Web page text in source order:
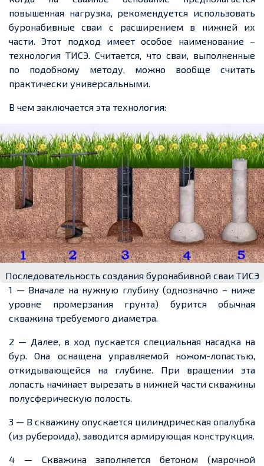
повышенная нагрузка, рекомендуется использовать
буронабивные сваи с расширением в нижней их
части. Этот подход имеет особое наименование –
технология ТИСЭ. Считается, что сваи, выполненные
по подобному методу, можно вообще считать
практически универсальными.
В чем заключается эта технология:
Последовательность создания буронабивной сваи ТИСЭ
1 — Вначале на нужную глубину (однозначно – ниже
уровне промерзания грунта) бурится обычная
скважина требуемого диаметра.
2 — Далее, в ход пускается специальная насадка на
бур. Она оснащена управляемой ножом-лопастью,
откидывающейся на глубине. При вращении эта
лопасть начинает вырезать в нижней части скважины
полусферическую полость.
3 — В скважину опускается цилиндрическая опалубка
(из рубероида), заводится армирующая конструкция.
4 — Скважина заполняется бетоном (марочной